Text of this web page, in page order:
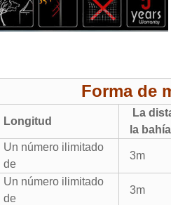
Forma de
Longitud
La
la bahía
Un número ilimitado
de
3m
Un número ilimitado
de
3m